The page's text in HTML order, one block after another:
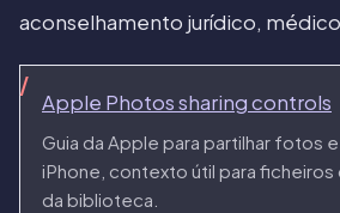
aconselhamento jurídico,
Apple Photos sharing controls
Guia da Apple para partilhar fotos
iPhone, contexto útil para
da biblioteca.